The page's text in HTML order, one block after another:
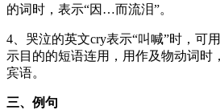
的词时，表示“因…而流泪”。
4、哭泣的英文cry表示“叫喊”时，可
示目的的短语连用，用作及物动词时
宾语。
三、例句